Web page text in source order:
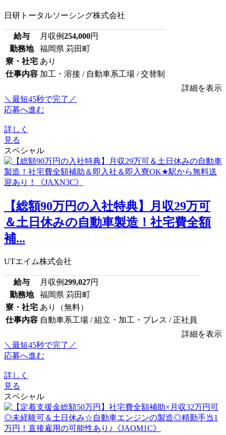
日研トータルソーシング株式会社
給与 月収例254,000円
勤務地
福岡県 苅田町
寮・社宅 あり
仕事内容 加工・溶接 / 自動車系工場 / 交替制
詳細を表示
＼最短45秒で完了／
応募へ進む
詳しく
見る
スペシャル
【総額90万円の入社特典】月収29万可
＆土日休みの自動車製造！社宅費全額
補...
UTエイム株式会社
給与 月収例299,027円
勤務地
福岡県 苅田町
寮・社宅 あり（無料）
仕事内容 自動車系工場 / 組立・加工・プレス / 正社員
詳細を表示
＼最短45秒で完了／
応募へ進む
詳しく
見る
スペシャル